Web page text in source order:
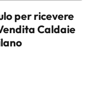
per ricevere
Caldaie